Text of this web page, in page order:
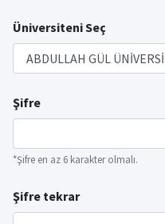
Üniversiteni Seç
Şifre
*Şifre en az 6 karakter olmalı.
Şifre tekrar